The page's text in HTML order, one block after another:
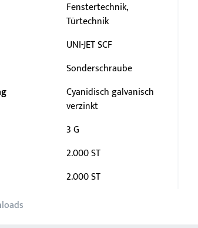
Fenstertechnik,
Türtechnik
UNI-JET SCF
Sonderschraube
Cyanidisch galvanisch
verzinkt
3 G
2.000 ST
2.000 ST